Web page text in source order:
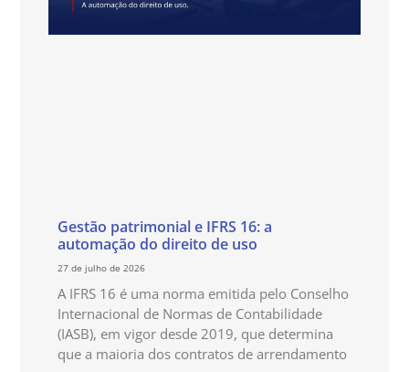
Gestão patrimonial e IFRS 16: a
automação do direito de uso
27 de julho de 2026
A IFRS 16 é uma norma emitida pelo Conselho
Internacional de Normas de Contabilidade
(IASB), em vigor desde 2019, que determina
que a maioria dos contratos de arrendamento